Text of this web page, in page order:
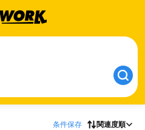
条件保存 関連度順